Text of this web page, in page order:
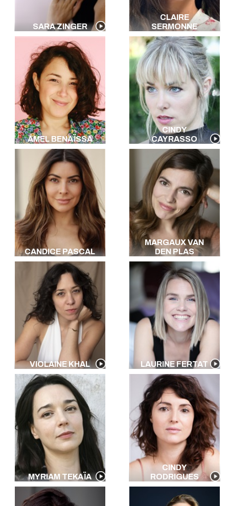
SARA ZINGER
CLAIRE
SERMONNE
AMEL BENAÏSSA
CINDY
CAYRASSO
CANDICE PASCAL
MARGAUX VAN
DEN PLAS
VIOLAINE KHAL LAURINE FERTAT
MYRIAM TEKAÏA
CINDY
RODRIGUES